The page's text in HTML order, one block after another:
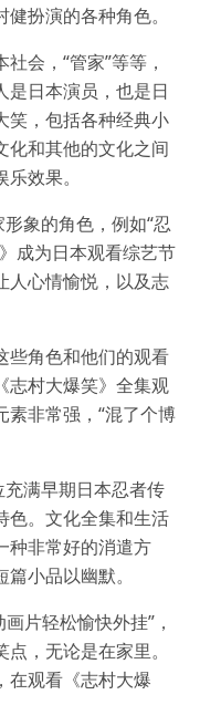
扮演的各种角色。
会，“管家”等等，
是日本演员，也是日
笑，包括各种经典小
化和其他的文化之间
效果。
象的角色，例如“忍
成为日本观看综艺节
人心情愉悦，以及志
些角色和他们的观看
志村大爆笑》全集观
非常强，“混了个博
充满早期日本忍者传
色。文化全集和生活
种非常好的消遣方
小品以幽默。
片轻松愉快外挂”，
，无论是在家里。
在观看《志村大爆